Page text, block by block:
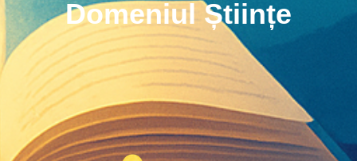
Domeniul Științe